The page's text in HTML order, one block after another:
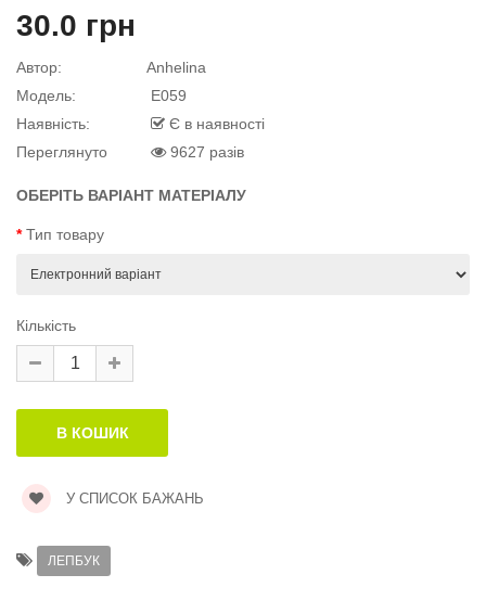
матеріал
матеріал
30.0 грн
Автор:
Anhelina
Модель:
E059
Наявність:
Є в наявності
Переглянуто
9627 разів
ОБЕРІТЬ ВАРІАНТ МАТЕРІАЛУ
Тип товару
Кількість
У СПИСОК БАЖАНЬ
ЛЕПБУК